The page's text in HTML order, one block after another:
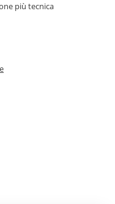
più tecnica